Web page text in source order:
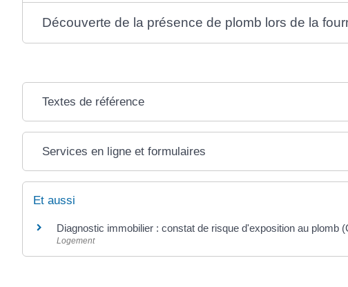
Découverte de la présence de plomb lors de la
Textes de référence
Services en ligne et formulaires
Et aussi
Diagnostic immobilier : constat de risque d'exposition au plomb
Logement